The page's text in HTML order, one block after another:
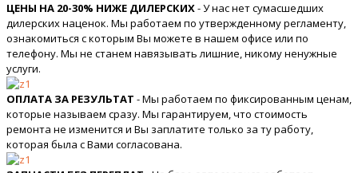
ЦЕНЫ НА 20-30% НИЖЕ ДИЛЕРСКИХ- У нас нет сумасшедших
дилерских наценок. Мы работаем по утвержденному регламенту,
ознакомиться с которым Вы можете в нашем офисе или по
телефону. Мы не станем навязывать лишние, никому ненужные
услуги.
ОПЛАТА ЗА РЕЗУЛЬТАТ - Мы работаем по фиксированным ценам,
которые называем сразу. Мы гарантируем, что стоимость
ремонта не изменится и Вы заплатите только за ту работу,
которая была с Вами согласована.